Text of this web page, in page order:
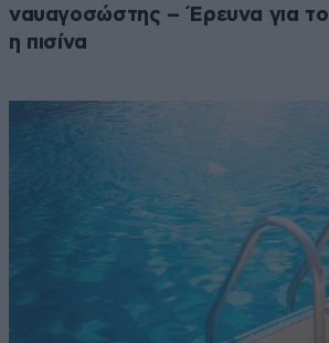
ναυαγοσώστης – Έρευνα για το
η πισίνα